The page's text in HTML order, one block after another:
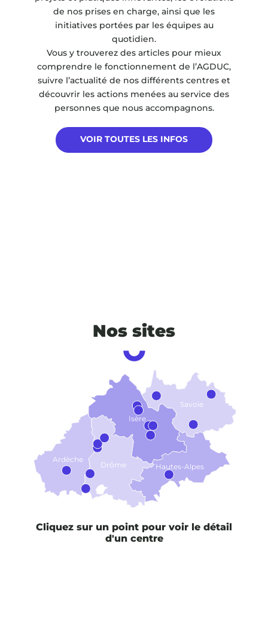
de nos prises en charge, ainsi que les
initiatives portées par les équipes au
quotidien.
Vous y trouverez des articles pour mieux
comprendre le fonctionnement de l’AGDUC,
suivre l’actualité de nos différents centres et
découvrir les actions menées au service des
personnes que nous accompagnons.
VOIR TOUTES LES INFOS
Nos sites
Ardèche
Savoie
Drôme Hautes-Alpes
Isère